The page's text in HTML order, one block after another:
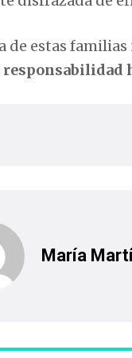
de estas familias
María